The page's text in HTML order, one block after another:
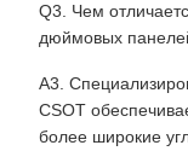
Q3. Чем
дюймовых
A3.
CSOT
более широкие